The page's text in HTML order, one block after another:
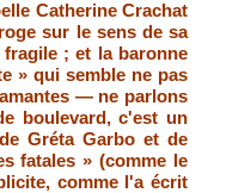
Catherine Crachat
sur le sens de sa
; et la baronne
» qui semble ne pas
— ne parlons
boulevard, c'est un
Gréta Garbo et de
fatales » (comme le
comme l'a écrit